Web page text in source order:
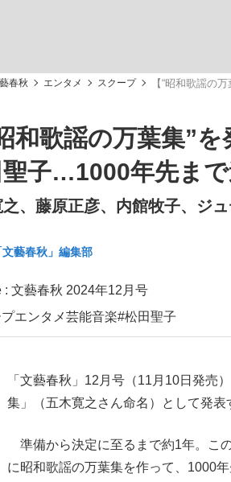
【独自】昭和の大女優・小川真由美（享年
私のあのとき、私のいま
春秋 エンタメ スクープ 【“昭和歌謡の
和歌謡の万葉集”
子…1000年先ま
之、藤原正彦、内館牧子、ジ
文藝春秋」編集部
: 文藝春秋 2024年12月号
エンタメ芸能音楽#松田聖子
「文藝春秋」12月号（11月10日発売
集」（五木寛之さん命名）として発表
準備から決定に至るまで約1年。こ
に昭和歌謡の万葉集を作って、1000